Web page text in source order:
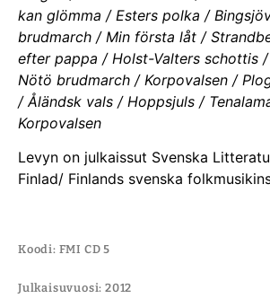
kan glömma / Esters polka /
brudmarch / Min första låt /
efter pappa / Holst-Valters schottis
Nötö brudmarch / Korpovalsen /
/ Åländsk vals / Hoppsjuls /
Korpovalsen
Levyn on julkaissut Svenska
Finlad/ Finlands svenska
Koodi: FMI CD 5
Julkaisuvuosi: 2012